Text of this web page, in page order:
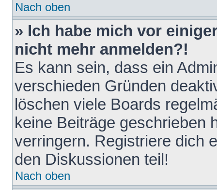
Nach oben
» Ich habe mich vor
nicht mehr anmelden?!
Es kann sein, dass ein
verschieden Gründen
löschen viele Boards
keine Beiträge geschrieben
verringern. Registriere dich
den Diskussionen teil!
Nach oben